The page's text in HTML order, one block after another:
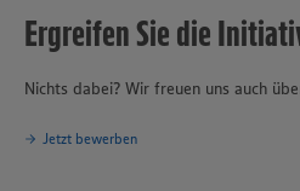
Ergreifen Sie die
Nichts dabei? Wir freuen uns auch
Jetzt bewerben